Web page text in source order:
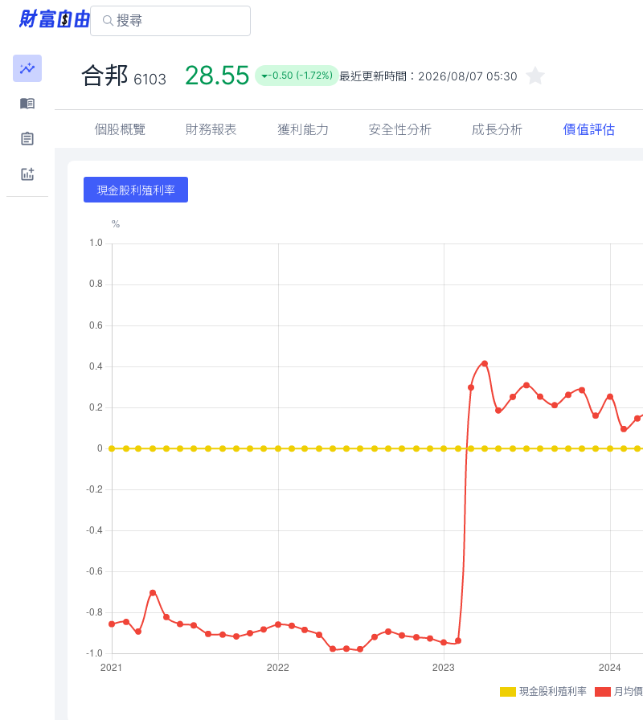
合邦 6103 28.55 -0.50 (-1.72%) 最近更新時間： 2026/08/07 05:30
個股概覽 財務報表 獲利能力 安全性分析 成長分析 價值評估
現金股利殖利率
現金股利殖利率 月均價